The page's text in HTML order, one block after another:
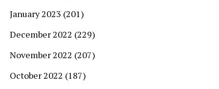
January 2023 (201)
December 2022 (229)
November 2022 (207)
October 2022 (187)